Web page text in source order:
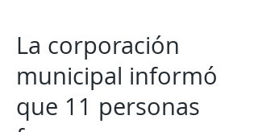
La corporación
municipal informó
que 11 personas